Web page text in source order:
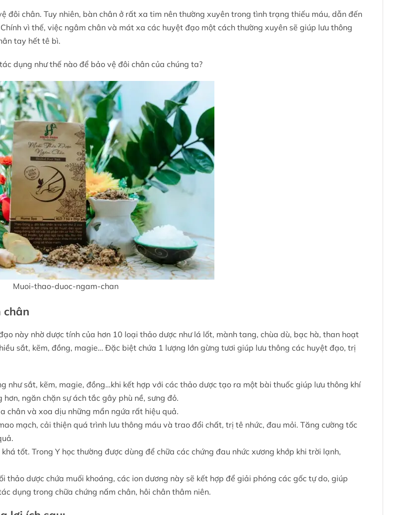
đôi chân. Tuy nhiên, bàn chân ở rất xa tim nên thường xuyên trong tình trạng thiếu máu, dẫn đến
vì thế, việc ngâm chân và mát xa các huyệt đạo một cách thường xuyên sẽ giúp lưu thông
tay hết tê bì.
dụng như thế nào để bảo vệ đôi chân của chúng ta?
Muoi-thao-duoc-ngam-chan
chân
này nhờ dược tính của hơn 10 loại thảo dược như lá lốt, mành tang, chùa dù, bạc hà, than hoạt
sắt, kẽm, đồng, magie… Đặc biệt chứa 1 lượng lớn gừng tươi giúp lưu thông các huyệt đạo, trị
như sắt, kẽm, magie, đồng…khi kết hợp với các thảo dược tạo ra một bài thuốc giúp lưu thông khí
ngăn chặn sự ách tắc gây phù nề, sưng đỏ.
chân và xoa dịu những mẩn ngứa rất hiệu quả.
mạch, cải thiện quá trình lưu thông máu và trao đổi chất, trị tê nhức, đau mỏi. Tăng cường tốc
tốt. Trong Y học thường được dùng để chữa các chứng đau nhức xương khớp khi trời lạnh,
thảo dược chứa muối khoáng, các ion dương này sẽ kết hợp để giải phóng các gốc tự do, giúp
dụng trong chữa chứng nấm chân, hôi chân thâm niên.